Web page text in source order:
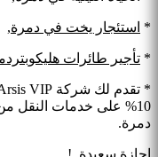
* استئجار يخت في دمرة,
* تأجير طائرات
10% على خدمات النقل
دمرة.